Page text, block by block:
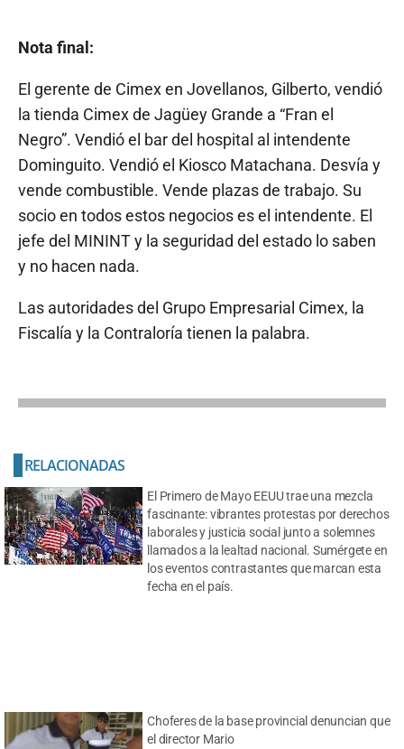
Nota final:
El gerente de Cimex en Jovellanos, Gilberto, vendió
la tienda Cimex de Jagüey Grande a “Fran el
Negro”. Vendió el bar del hospital al intendente
Dominguito. Vendió el Kiosco Matachana. Desvía y
vende combustible. Vende plazas de trabajo. Su
socio en todos estos negocios es el intendente. El
jefe del MININT y la seguridad del estado lo saben
y no hacen nada.
Las autoridades del Grupo Empresarial Cimex, la
Fiscalía y la Contraloría tienen la palabra.
El Primero de Mayo EEUU trae una mezcla
fascinante: vibrantes protestas por derechos
laborales y justicia social junto a solemnes
llamados a la lealtad nacional. Sumérgete en
los eventos contrastantes que marcan esta
fecha en el país.
Choferes de la base provincial denuncian que
el director Mario
RELACIONADAS